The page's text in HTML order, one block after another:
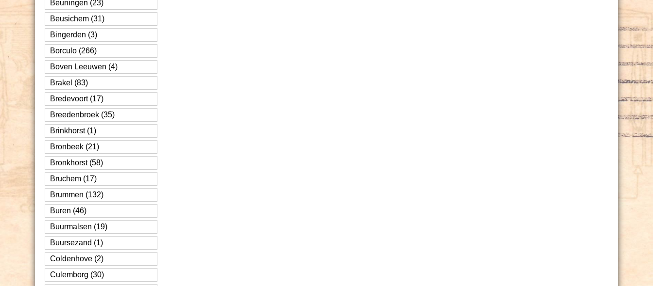
Beuningen (23)
Beusichem (31)
Bingerden (3)
Borculo (266)
Boven Leeuwen (4)
Brakel (83)
Bredevoort (17)
Breedenbroek (35)
Brinkhorst (1)
Bronbeek (21)
Bronkhorst (58)
Bruchem (17)
Brummen (132)
Buren (46)
Buurmalsen (19)
Buursezand (1)
Coldenhove (2)
Culemborg (30)